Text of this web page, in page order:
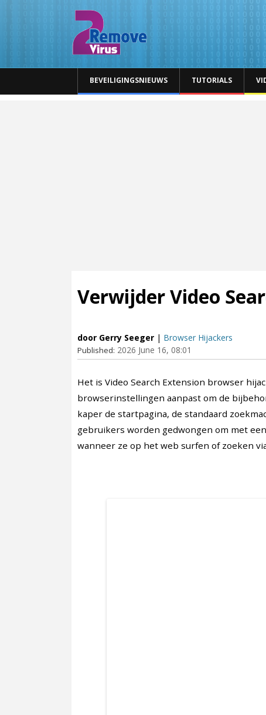
BEVEILIGINGSNIEUWS TUTORIALS
Verwijder Video
door Gerry Seeger | Browser Hijackers
Published: 2026 June 16, 08:01
Het is Video Search Extension browser
browserinstellingen aanpast om de
kaper de startpagina, de standaard
gebruikers worden gedwongen om met
wanneer ze op het web surfen of zoeken